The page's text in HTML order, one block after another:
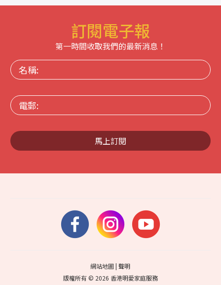
訂閱電子報
第一時間收取我們的最新消息！
名
稱:
電
郵:
馬上訂閱
網站地圖|聲明
版權所有 © 2026 香港明愛家庭服務